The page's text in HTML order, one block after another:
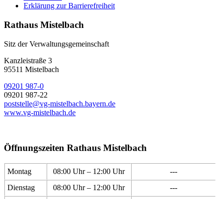
Erklärung zur Barrierefreiheit
Rathaus Mistelbach
Sitz der Verwaltungsgemeinschaft
Kanzleistraße 3
95511 Mistelbach
09201 987-0
09201 987-22
poststelle@vg-mistelbach.bayern.de
www.vg-mistelbach.de
Öffnungszeiten Rathaus Mistelbach
Montag 08:00 Uhr – 12:00 Uhr
---
Dienstag
08:00 Uhr – 12:00 Uhr
---